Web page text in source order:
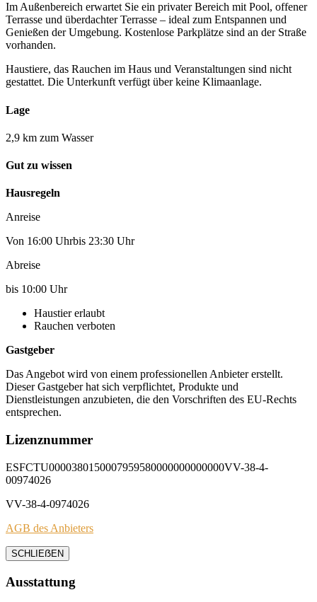
Im Außenbereich erwartet Sie ein privater Bereich mit Pool, offener
Terrasse und überdachter Terrasse – ideal zum Entspannen und
Genießen der Umgebung. Kostenlose Parkplätze sind an der Straße
vorhanden.
Haustiere, das Rauchen im Haus und Veranstaltungen sind nicht
gestattet. Die Unterkunft verfügt über keine Klimaanlage.
Lage
2,9 km zum Wasser
Gut zu wissen
Hausregeln
Anreise
Von 16:00 Uhrbis 23:30 Uhr
Abreise
bis 10:00 Uhr
Haustier erlaubt
Rauchen verboten
Gastgeber
Das Angebot wird von einem professionellen Anbieter erstellt.
Dieser Gastgeber hat sich verpflichtet, Produkte und
Dienstleistungen anzubieten, die den Vorschriften des EU-Rechts
entsprechen.
Lizenznummer
ESFCTU0000380150007959580000000000000VV-38-4-
00974026
VV-38-4-0974026
AGB des Anbieters
SCHLIEẞEN
Ausstattung